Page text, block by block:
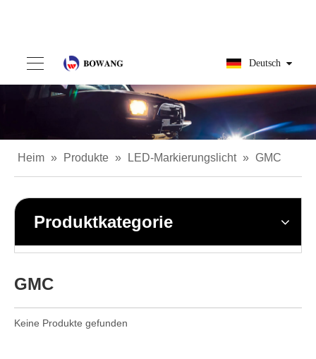
Deutsch
Heim » Produkte » LED-Markierungslicht » GMC
Produktkategorie
GMC
Keine Produkte gefunden